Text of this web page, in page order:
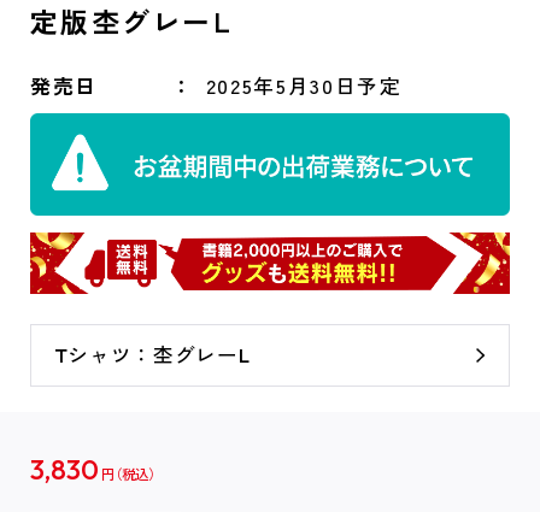
定版杢グレーL
発売日 2025年5月30日予定
Tシャツ：杢グレーL
3,830 円